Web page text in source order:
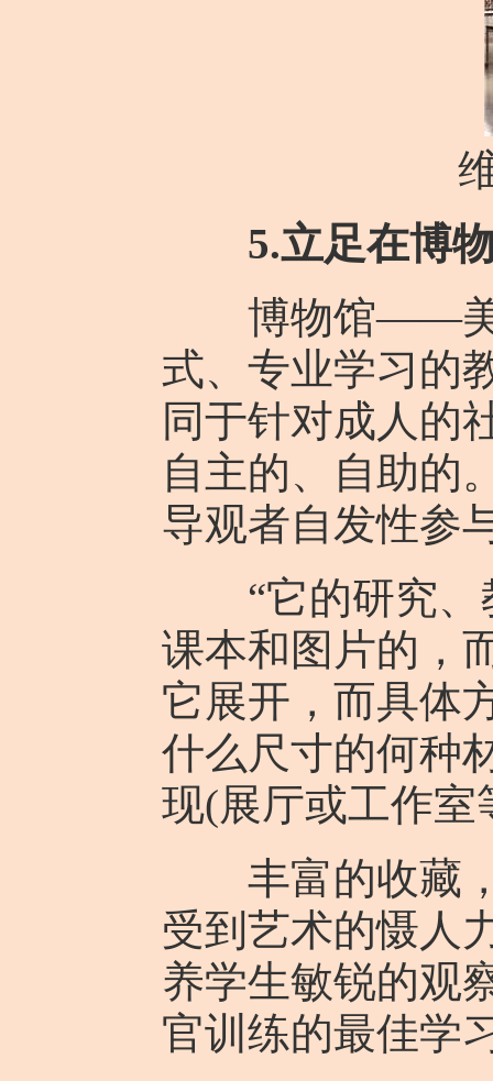
5.立足在博
博物馆——美术
式、专业学习的
同于针对成人的
自主的、自助的
导观者自发性参
“它的研究、
课本和图片的，
它展开，而具体
什么尺寸的何种
现(展厅或工作室
丰富的收藏，
受到艺术的慑人
养学生敏锐的观
官训练的最佳学